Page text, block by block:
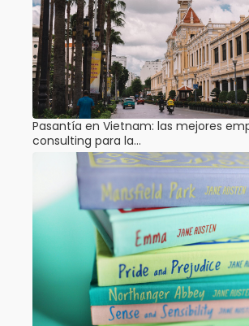
Pasantía en Vietnam: las mejores
consulting para la…